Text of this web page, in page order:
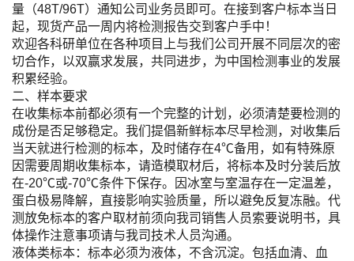
量（48T/96T）通知公司业务员即可。在接到客户标本当日
起，现货产品一周内将检测报告交到客户手中！
欢迎各科研单位在各种项目上与我们公司开展不同层次的密
切合作，以双赢求发展，共同进步，为中国检测事业的发展
积累经验。
二、样本要求
在收集标本前都必须有一个完整的计划，必须清楚要检测的
成份是否足够稳定。我们提倡新鲜标本尽早检测，对收集后
当天就进行检测的标本，及时储存在4℃备用，如有特殊原
因需要周期收集标本，请造模取材后，将标本及时分装后放
在-20℃或-70℃条件下保存。因冰室与室温存在一定温差，
蛋白极易降解，直接影响实验质量，所以避免反复冻融。代
测放免标本的客户取材前须向我司销售人员索要说明书，具
体操作注意事项请与我司技术人员沟通。
液体类标本：标本必须为液体，不含沉淀。包括血清、血